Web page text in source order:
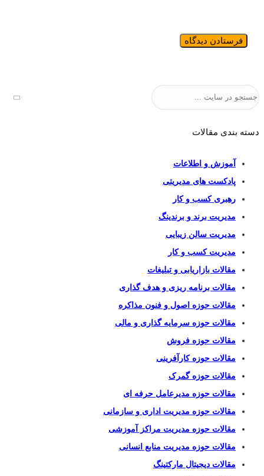
جستجو
دسته بندی مقالات
آموزش و اطلاعات
پادکست های مدیریتی
رهبری کسب و کار
مدیریت برند و برندینگ
مدیریت سالن زیبایی
مدیریت کسب و کار
مقالات بازاریابی و تبلیغات
مقالات برنامه ریزی و هدف گذاری
مقالات حوزه اصول و فنون مذاکره
مقالات حوزه سرمایه گذاری و مالی
مقالات حوزه فروش
مقالات حوزه کارآفرینی
مقالات حوزه گمرک
مقالات حوزه مدیرعامل حرفه ای
مقالات حوزه مدیریت اداری و سازمانی
مقالات حوزه مدیریت مراکز آموزشی
مقالات حوزه مدیریت منابع انسانی
مقالات دیجیتال مارکتینگ